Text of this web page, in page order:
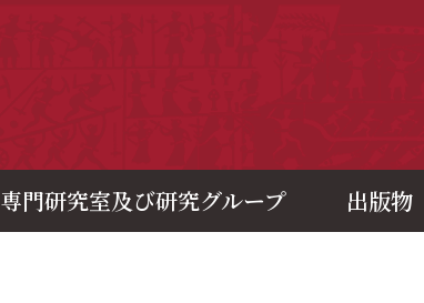
専門研究室及び研究グループ 出版物